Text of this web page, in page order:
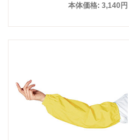
本体価格: 3,140円